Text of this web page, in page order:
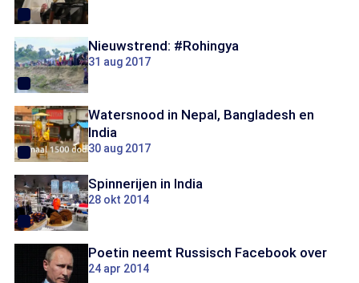
Nieuwstrend: #Rohingya
31 aug 2017
Watersnood in Nepal, Bangladesh en
India
30 aug 2017
Spinnerijen in India
28 okt 2014
Poetin neemt Russisch Facebook over
24 apr 2014